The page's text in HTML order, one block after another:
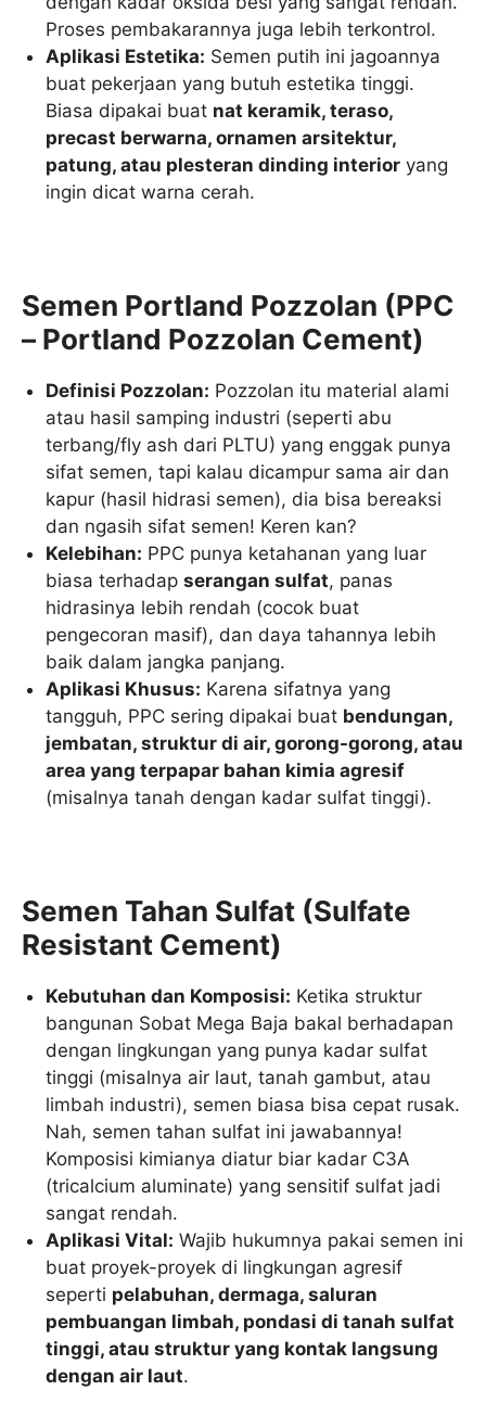
Proses pembakarannya juga lebih terkontrol.
Aplikasi Estetika: Semen putih ini jagoannya
buat pekerjaan yang butuh estetika tinggi.
Biasa dipakai buat nat keramik, teraso,
precast berwarna, ornamen arsitektur,
patung, atau plesteran dinding interior yang
ingin dicat warna cerah.
Semen Portland Pozzolan (PPC
– Portland Pozzolan Cement)
Definisi Pozzolan: Pozzolan itu material alami
atau hasil samping industri (seperti abu
terbang/fly ash dari PLTU) yang enggak punya
sifat semen, tapi kalau dicampur sama air dan
kapur (hasil hidrasi semen), dia bisa bereaksi
dan ngasih sifat semen! Keren kan?
Kelebihan: PPC punya ketahanan yang luar
biasa terhadapserangan sulfat, panas
hidrasinya lebih rendah (cocok buat
pengecoran masif), dan daya tahannya lebih
baik dalam jangka panjang.
Aplikasi Khusus: Karena sifatnya yang
tangguh, PPC sering dipakai buat bendungan,
jembatan, struktur di air, gorong-gorong, atau
area yang terpapar bahan kimia agresif
(misalnya tanah dengan kadar sulfat tinggi).
Semen Tahan Sulfat (Sulfate
Resistant Cement)
Kebutuhan dan Komposisi: Ketika struktur
bangunan Sobat Mega Baja bakal berhadapan
dengan lingkungan yang punya kadar sulfat
tinggi (misalnya air laut, tanah gambut, atau
limbah industri), semen biasa bisa cepat rusak.
Nah, semen tahan sulfat ini jawabannya!
Komposisi kimianya diatur biar kadar C3A
(tricalcium aluminate) yang sensitif sulfat jadi
sangat rendah.
Aplikasi Vital: Wajib hukumnya pakai semen ini
buat proyek-proyek di lingkungan agresif
seperti pelabuhan, dermaga, saluran
pembuangan limbah, pondasi di tanah sulfat
tinggi, atau struktur yang kontak langsung
dengan air laut.